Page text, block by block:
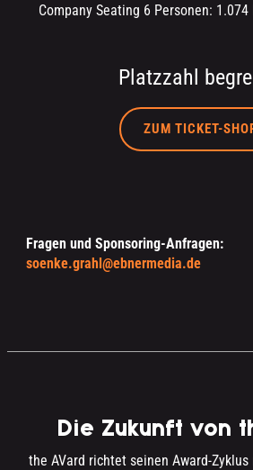
Company Seating 6 Personen: 1.074
Platzzahl
ZUM TICKET-
Fragen und Sponsoring-Anfragen:
soenke.grahl@ebnermedia.de
Die Zukunft von
the AVard richtet seinen Award-